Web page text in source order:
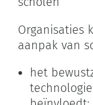
Organisaties
aanpak van
het